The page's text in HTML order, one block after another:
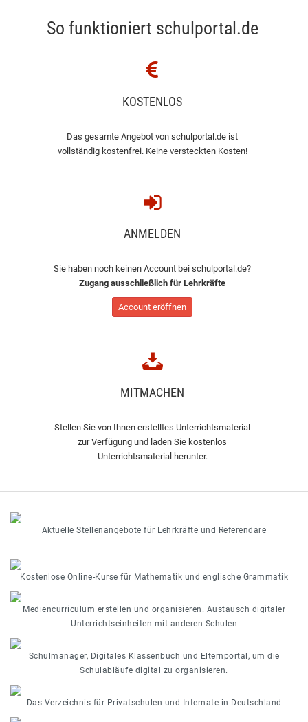
So funktioniert schulportal.de
KOSTENLOS
Das gesamte Angebot von schulportal.de ist
vollständig kostenfrei. Keine versteckten Kosten!
ANMELDEN
Sie haben noch keinen Account bei schulportal.de?
Zugang ausschließlich für Lehrkräfte
Account eröffnen
MITMACHEN
Stellen Sie von Ihnen erstelltes Unterrichtsmaterial
zur Verfügung und laden Sie kostenlos
Unterrichtsmaterial herunter.
Aktuelle Stellenangebote für Lehrkräfte und Referendare
Kostenlose Online-Kurse für Mathematik und englische Grammatik
Mediencurriculum erstellen und organisieren. Austausch digitaler
Unterrichtseinheiten mit anderen Schulen
Schulmanager, Digitales Klassenbuch und Elternportal, um die
Schulabläufe digital zu organisieren.
Das Verzeichnis für Privatschulen und Internate in Deutschland